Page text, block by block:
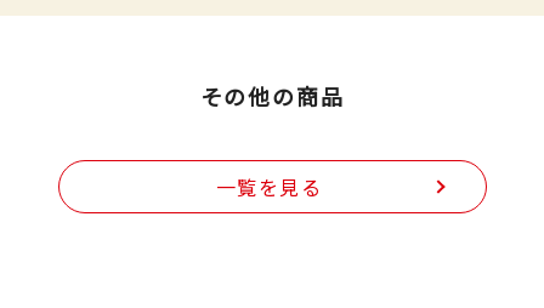
その他の商品
一覧を見る